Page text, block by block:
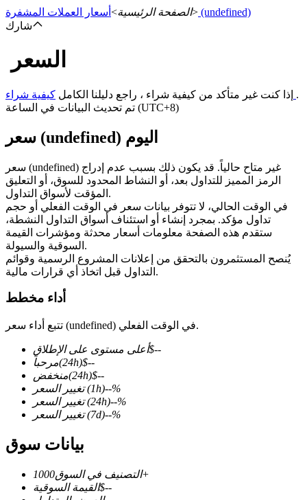
العقود الآجلة
العقود الآجلة USDT
العقود الآجلة باستخدام USDT كضمان
العقود الآجلة لـ COIN-M
العقود الآجلة للعملات المشفرة
TradFi
مشتقات الأسهم والعملات الأجنبية والمعادن الثمينة والسلع
الصفحة الرئيسية> أسعار العملات المشفرة > (undefined)
شارك
السعر
إذا كنت غير متأكد من كيفية شراء ، راجع دليلنا الكامل .
تم تحديث البيانات في الساعة (UTC+8)
سعر (undefined) اليوم
سعر (undefined) غير متاح حالياً. قد يكون ذلك بسبب عدم إدراج
الرمز المميز للتداول بعد، أو النشاط المحدود للسوق، أو التعليق
المؤقت لأسواق التداول.
في الوقت الحالي، لا تتوفر بيانات سعر في الوقت الفعلي أو حجم
تداول مؤكد. بمجرد إنشاء أو استئناف أسواق التداول النشطة،
ستقدم هذه الصفحة معلومات أسعار محدثة ومؤشرات القيمة
السوقية والسيولة.
يُنصح المستثمرون بالتحقق من إعلانات المشروع الرسمية وقوائم
التداول قبل اتخاذ أي قرارات مالية.
أداء مخطط
تتبع أداء سعر (undefined) في الوقت الفعلي.
أعلى مستوى على الإطلاق$--
مرحباً
(24h)$--
منخفض
(24h)$--
تغيير السعر
(1h)--%
تغيير السعر
(24h)--%
تغيير السعر
(7d)--%
بيانات سوق
التصنيف في السوق1000+
القيمة السوقية$--